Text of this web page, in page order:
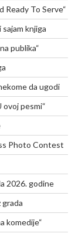
Ready To Serve“
knjiga
publika“
da ugodi
ovoj pesmi“
Photo Contest
2026. godine
grada
komedije“